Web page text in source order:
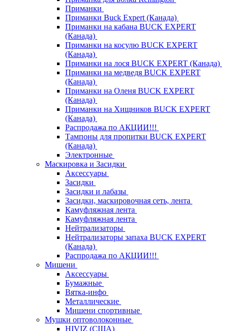
Приманки
Приманки Buck Expert (Канада)
Приманки на кабана BUCK EXPERT
(Канада)
Приманки на косулю BUCK EXPERT
(Канада)
Приманки на лося BUCK EXPERT (Канада)
Приманки на медведя BUCK EXPERT
(Канада)
Приманки на Оленя BUCK EXPERT
(Канада)
Приманки на Хищников BUCK EXPERT
(Канада)
Распродажа по АКЦИИ!!!
Тампоны для пропитки BUCK EXPERT
(Канада)
Электронные
Маскировка и Засидки
Аксессуары
Засидки
Засидки и лабазы
Засидки, маскировочная сеть, лента
Камуфляжная лента
Камуфляжная лента
Нейтрализаторы
Нейтрализаторы запаха BUCK EXPERT
(Канада)
Распродажа по АКЦИИ!!!
Мишени
Аксессуары
Бумажные
Вятка-инфо
Металлические
Мишени спортивные
Мушки оптоволоконные
HIVIZ (США)